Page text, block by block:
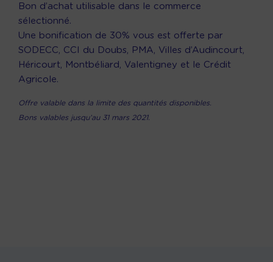
Bon d’achat utilisable dans le commerce
sélectionné.
Une bonification de 30% vous est offerte par
SODECC, CCI du Doubs, PMA, Villes d’Audincourt,
Héricourt, Montbéliard, Valentigney et le Crédit
Agricole.
Offre valable dans la limite des quantités disponibles.
Bons valables jusqu’au 31 mars 2021.